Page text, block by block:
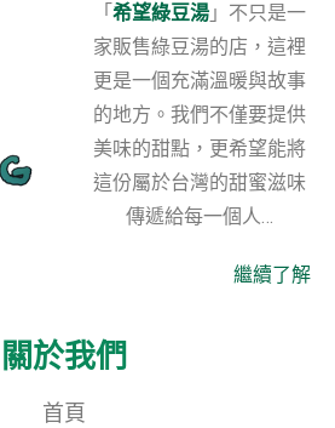
「 希望綠豆湯 」不只是一
家販售綠豆湯的店，這裡
更是一個充滿溫暖與故事
的地方。我們不僅要提供
美味的甜點，更希望能將
這份屬於台灣的甜蜜滋味
傳遞給每一個人…
繼續了解
關於我們
首頁